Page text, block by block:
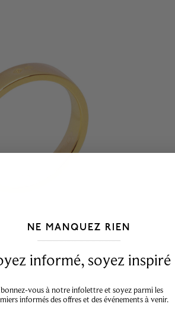
NE MANQUEZ RIEN
informé, soyez inspiré
vous à notre infolettre et soyez parmi les
informés des offres et des événements à venir.